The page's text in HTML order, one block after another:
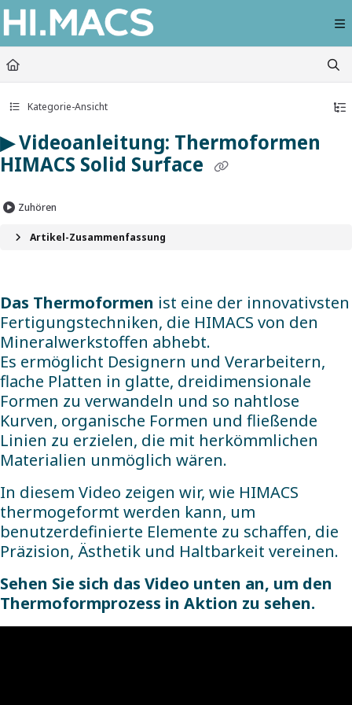
Documentation Index
Fetch the complete documentation index at:
https://himacs-
Use this file to discover all available pages before exploring further.
Kategorie-Ansicht
▶ Videoanleitung: Thermoformen
HIMACS Solid Surface
Zuhören
Artikel-Zusammenfassung
Das Thermoformen ist eine der innovativsten
Fertigungstechniken, die HIMACS von den
Mineralwerkstoffen abhebt.
Es ermöglicht Designern und Verarbeitern,
flache Platten in glatte, dreidimensionale
Formen zu verwandeln und so nahtlose
Kurven, organische Formen und fließende
Linien zu erzielen, die mit herkömmlichen
Materialien unmöglich wären.
In diesem Video zeigen wir, wie HIMACS
thermogeformt werden kann, um
benutzerdefinierte Elemente zu schaffen, die
Präzision, Ästhetik und Haltbarkeit vereinen.
Sehen Sie sich das Video unten an, um den
Thermoformprozess in Aktion zu sehen.